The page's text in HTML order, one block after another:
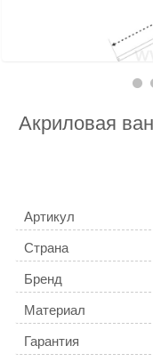
Акриловая
Артикул
Страна
Бренд
Материал
Гарантия